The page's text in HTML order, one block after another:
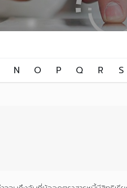
N O P Q R S